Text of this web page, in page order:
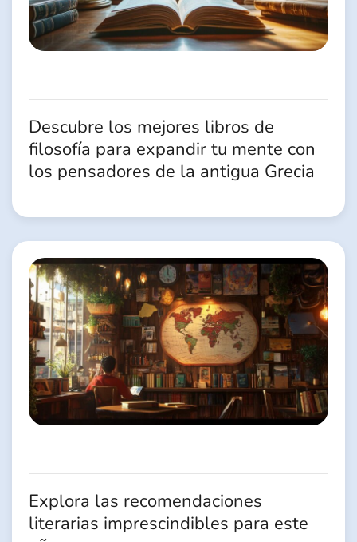
Descubre los mejores libros de
filosofía para expandir tu mente con
los pensadores de la antigua Grecia
Explora las recomendaciones
literarias imprescindibles para este